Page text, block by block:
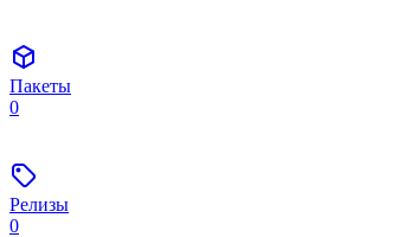
Пакеты
0
Релизы
0